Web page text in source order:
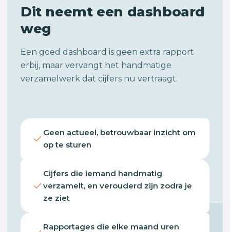
Dit neemt een dashboard
weg
Een goed dashboard is geen extra rapport
erbij, maar vervangt het handmatige
verzamelwerk dat cijfers nu vertraagt.
Geen actueel, betrouwbaar inzicht om
op te sturen
Cijfers die iemand handmatig
verzamelt, en verouderd zijn zodra je
ze ziet
Rapportages die elke maand uren